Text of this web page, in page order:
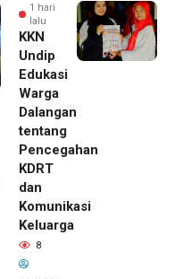
1 hari
lalu
KKN
Undip
Edukasi
Warga
Dalangan
tentang
Pencegahan
KDRT
dan
Komunikasi
Keluarga
8